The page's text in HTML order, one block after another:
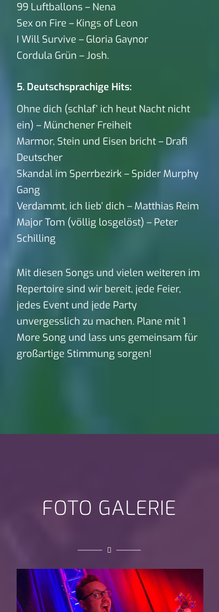
99 Luftballons – Nena
Sex on Fire – Kings of Leon
I Will Survive – Gloria Gaynor
Cordula Grün – Josh.
5. Deutschsprachige Hits:
Ohne dich (schlaf’ ich heut Nacht nicht
ein) – Münchener Freiheit
Marmor, Stein und Eisen bricht – Drafi
Deutscher
Skandal im Sperrbezirk – Spider Murphy
Gang
Verdammt, ich lieb’ dich – Matthias Reim
Major Tom (völlig losgelöst) – Peter
Schilling
Mit diesen Songs und vielen weiteren im
Repertoire sind wir bereit, jede Feier,
jedes Event und jede Party
unvergesslich zu machen. Plane mit 1
More Song und lass uns gemeinsam für
großartige Stimmung sorgen!
FOTO GALERIE